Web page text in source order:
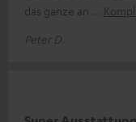
das ganze an
Peter D.